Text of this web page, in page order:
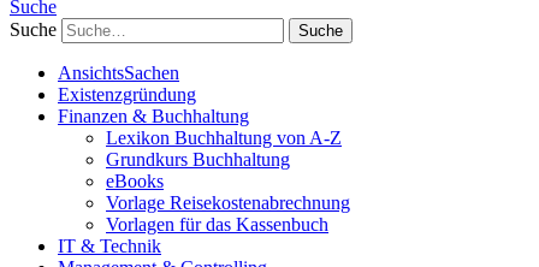
Suche
Suche
AnsichtsSachen
Existenzgründung
Finanzen & Buchhaltung
Lexikon Buchhaltung von A-Z
Grundkurs Buchhaltung
eBooks
Vorlage Reisekostenabrechnung
Vorlagen für das Kassenbuch
IT & Technik